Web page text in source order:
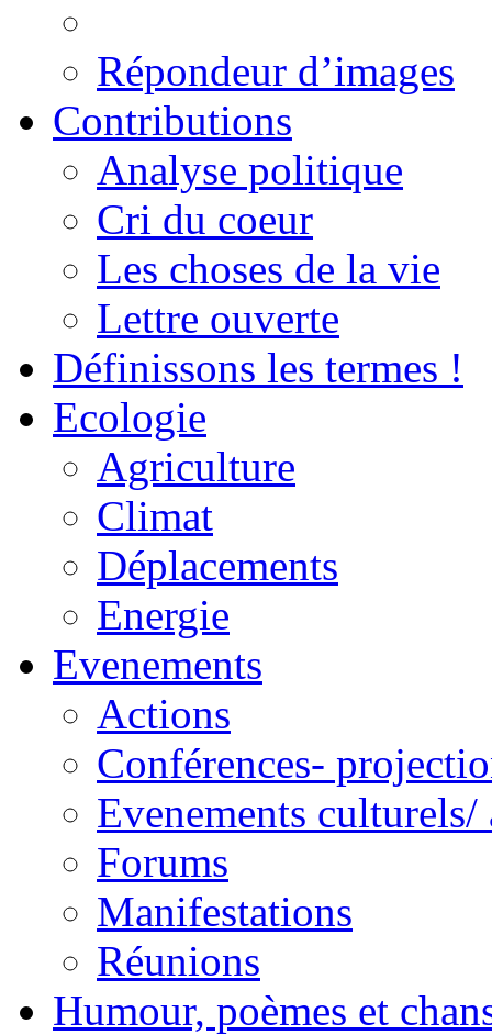
Répondeur d’images
Contributions
Analyse politique
Cri du coeur
Les choses de la vie
Lettre ouverte
Définissons les termes !
Ecologie
Agriculture
Climat
Déplacements
Energie
Evenements
Actions
Conférences-
Evenements culturels/
Forums
Manifestations
Réunions
Humour, poèmes et